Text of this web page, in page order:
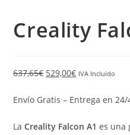
Creality
637,65€ 529,00€ IVA Incluido
Envío Gratis – Entrega en
LaCreality Falcon A1 es una